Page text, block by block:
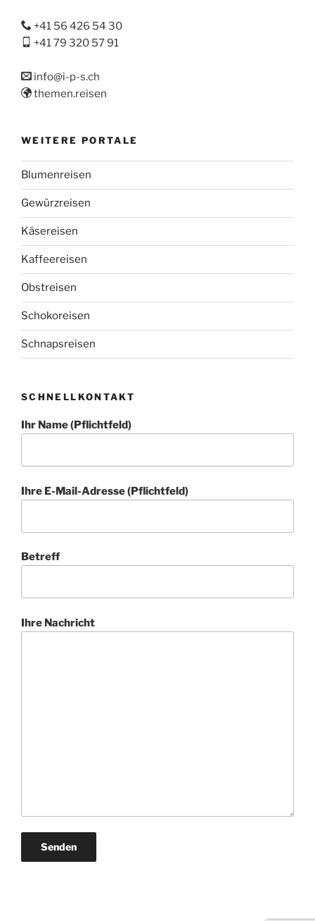
+41 56 426 54 30
+41 79 320 57 91
info@i-p-s.ch
themen.reisen
WEITERE PORTALE
Blumenreisen
Gewürzreisen
Käsereisen
Kaffeereisen
Obstreisen
Schokoreisen
Schnapsreisen
SCHNELLKONTAKT
Ihr Name (Pflichtfeld)
Ihre E-Mail-Adresse (Pflichtfeld)
Betreff
Ihre Nachricht